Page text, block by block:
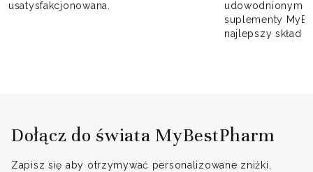
usatysfakcjonowana.
udowodnionym
suplementy
najlepszy skład
Dołącz do świata MyBestPharm
Zapisz się aby otrzymywać personalizowane zniżki,